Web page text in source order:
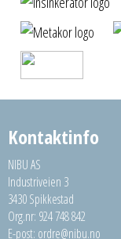
Kontaktinfo
NIBU AS
Industriveien 3
3430 Spikkestad
Org.nr: 924 748 842
E-post: ordre@nibu.no